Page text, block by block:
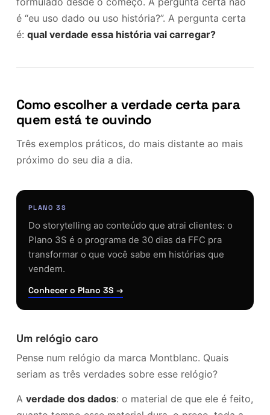
é “eu uso dado ou uso história?”. A pergunta certa
é: qual verdade essa história vai carregar?
Como escolher a verdade certa para
quem está te ouvindo
Três exemplos práticos, do mais distante ao mais
próximo do seu dia a dia.
PLANO 3S
Do storytelling ao conteúdo que atrai clientes: o
Plano 3S é o programa de 30 dias da FFC pra
transformar o que você sabe em histórias que
vendem.
Conhecer o Plano 3S →
Um relógio caro
Pense num relógio da marca Montblanc. Quais
seriam as três verdades sobre esse relógio?
A verdade dos dados: o material de que ele é feito,